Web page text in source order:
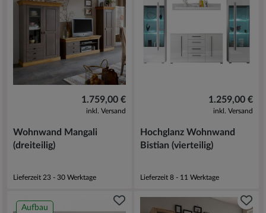
1.759,00 €
inkl. Versand
Wohnwand Mangali
(dreiteilig)
Lieferzeit 23 - 30 Werktage
1.259,00 €
inkl. Versand
Hochglanz Wohnwand
Bistian (vierteilig)
Lieferzeit 8 - 11 Werktage
Aufbau